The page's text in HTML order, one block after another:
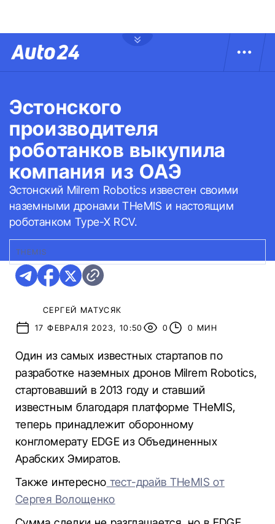
Эстонского
производителя
роботанков выкупила
компания из ОАЭ
Эстонский Milrem Robotics известен своими
наземными дронами THeMIS и настоящим
роботанком Type-X RCV.
THEMIS
СЕРГЕЙ МАТУСЯК
17 ФЕВРАЛЯ 2023, 10:50
0 0 МИН
Один из самых известных стартапов по
разработке наземных дронов Milrem Robotics,
стартовавший в 2013 году и ставший
известным благодаря платформе THeMIS,
теперь принадлежит оборонному
конгломерату EDGE из Объединенных
Арабских Эмиратов.
Также интересно тест-драйв THeMIS от
Сергея Волощенко